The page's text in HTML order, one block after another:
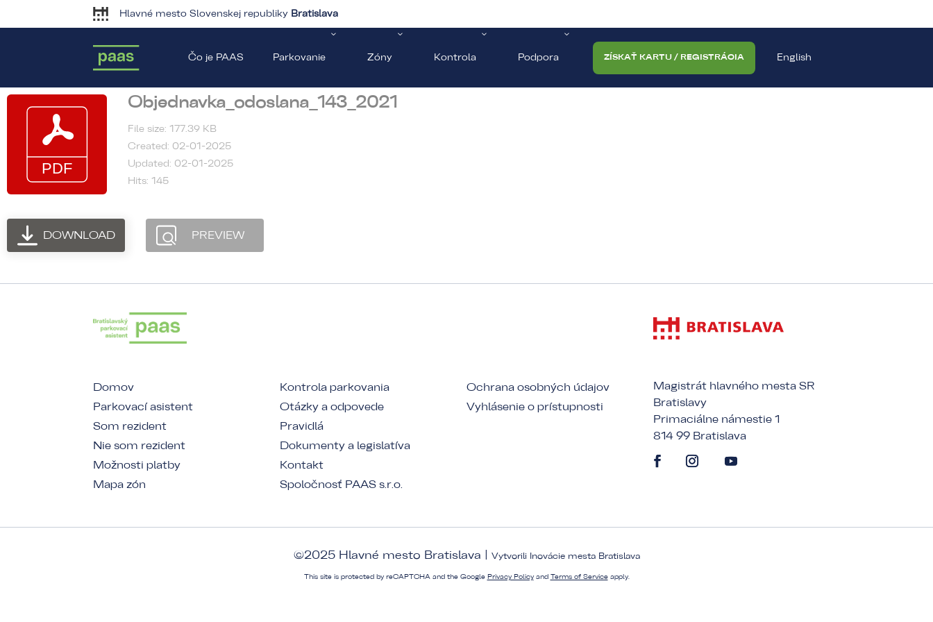
Hlavné mesto Slovenskej republiky Bratislava
Čo je PAAS Parkovanie Zóny Kontrola Podpora ZÍSKAŤ KARTU / REGISTRÁCIA English
Objednavka_odoslana_143_2021
File size: 177.39 KB
Created: 02-01-2025
Updated: 02-01-2025
Hits: 145
DOWNLOAD PREVIEW
Domov
Parkovací asistent
Som rezident
Nie som rezident
Možnosti platby
Mapa zón
Kontrola parkovania
Otázky a odpovede
Pravidlá
Dokumenty a legislatíva
Kontakt
Spoločnosť PAAS s.r.o.
Ochrana osobných údajov
Vyhlásenie o prístupnosti
Magistrát hlavného mesta SR
Bratislavy
Primaciálne námestie 1
814 99 Bratislava
©2025 Hlavné mesto Bratislava | Vytvorili Inovácie mesta Bratislava
This site is protected by reCAPTCHA and the Google Privacy Policyand Terms of Serviceapply.